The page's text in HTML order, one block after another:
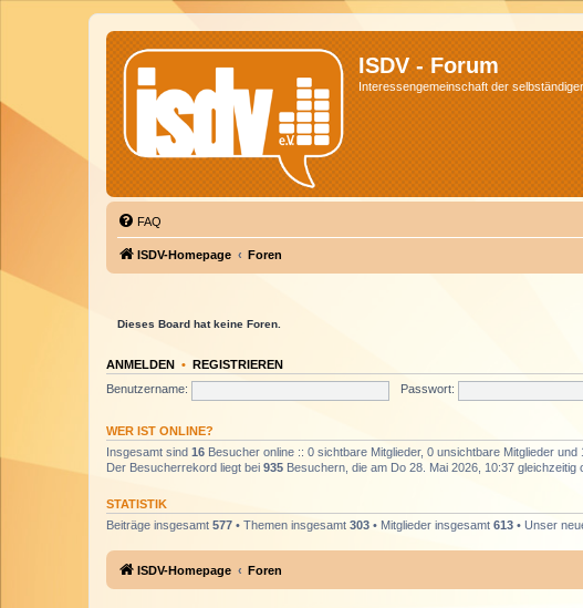
ISDV - Forum
Interessengemeinschaft der
FAQ
ISDV-Homepage Foren
Dieses Board hat keine Foren.
ANMELDEN • REGISTRIEREN
Benutzername:
Passwort:
WER IST ONLINE?
Insgesamt sind 16 Besucher online :: 0 sichtbare Mitglieder, 0 unsichtbare Mitglieder
Der Besucherrekord liegt bei 935 Besuchern, die am Do 28. Mai 2026, 10:37 gleichzeitig
STATISTIK
Beiträge insgesamt 577 • Themen insgesamt 303 • Mitglieder insgesamt 613 • Unser
ISDV-Homepage Foren